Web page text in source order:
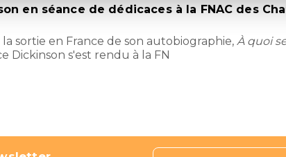
en séance de dédicaces à la FNAC des
la sortie en France de son autobiographie, À quoi
Dickinson s'est rendu à la FN